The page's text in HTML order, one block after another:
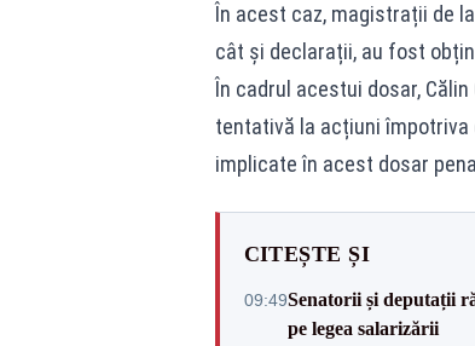
În acest caz, magistrații de
cât și declarații, au fost
În cadrul acestui dosar,
tentativă la acțiuni împotriva
implicate în acest dosar
CITEȘTE ȘI
09:49Senatorii și deputații
pe legea salarizării